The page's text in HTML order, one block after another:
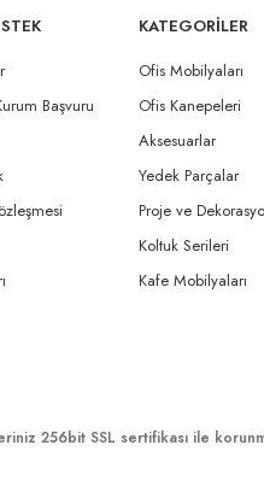
Başvuru
KATEGORİLER
Ofis Mobilyaları
Ofis Kanepeleri
Aksesuarlar
Yedek Parçalar
Proje ve
Koltuk Serileri
Kafe Mobilyaları
256bit SSL sertifikası ile